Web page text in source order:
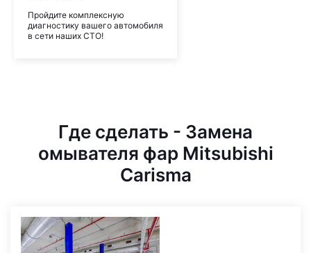
Пройдите комплексную
диагностику вашего автомобиля
в сети наших СТО!
Где сделать - Замена
омывателя фар Mitsubishi
Carisma